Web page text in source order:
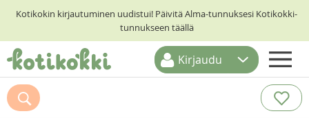
Kotikokin kirjautuminen uudistui! Päivitä Alma-tunnuksesi Kotikokki-
tunnukseen täällä
ETUSIVU
Kirjaudu
Suosittelemme myös